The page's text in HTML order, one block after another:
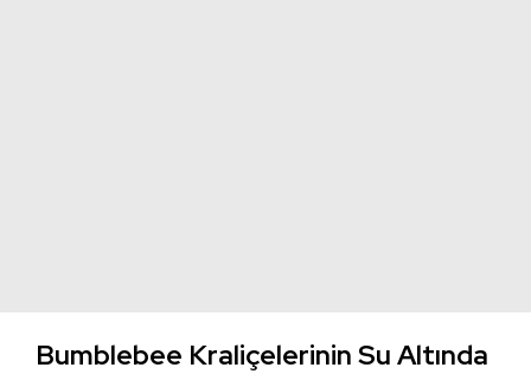
Bumblebee Kraliçelerinin Su Altında